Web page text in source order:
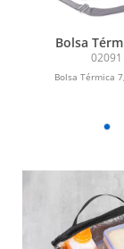
Bolsa
02091
Bolsa Térmica